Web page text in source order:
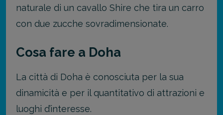
naturale di un cavallo Shire che tira un carro
con due zucche sovradimensionate.
Cosa fare a Doha
La città di Doha è conosciuta per la sua
dinamicità e per il quantitativo di attrazioni e
luoghi d’interesse.